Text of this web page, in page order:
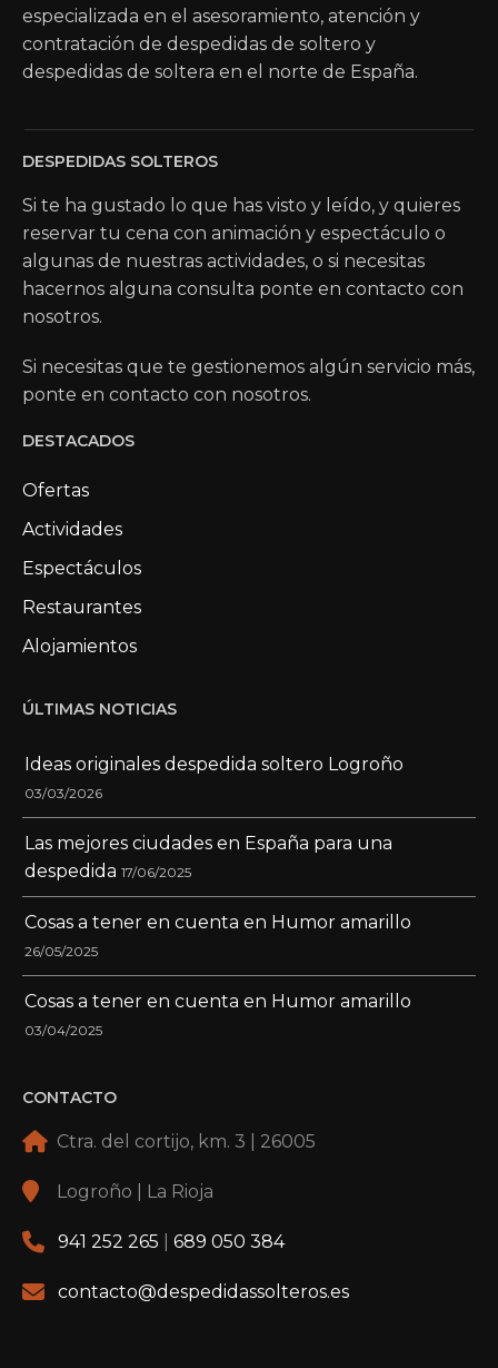
especializada en el asesoramiento, atención y
contratación de despedidas de soltero y
despedidas de soltera en el norte de España.
DESPEDIDAS SOLTEROS
Si te ha gustado lo que has visto y leído, y quieres
reservar tu cena con animación y espectáculo o
algunas de nuestras actividades, o si necesitas
hacernos alguna consulta ponte en contacto con
nosotros.
Si necesitas que te gestionemos algún servicio más,
ponte en contacto con nosotros.
DESTACADOS
Ofertas
Actividades
Espectáculos
Restaurantes
Alojamientos
ÚLTIMAS NOTICIAS
Ideas originales despedida soltero Logroño
03/03/2026
Las mejores ciudades en España para una
despedida 17/06/2025
Cosas a tener en cuenta en Humor amarillo
26/05/2025
Cosas a tener en cuenta en Humor amarillo
03/04/2025
CONTACTO
Ctra. del cortijo, km. 3 | 26005
Logroño | La Rioja
941 252 265 689 050 384
contacto@despedidassolteros.es